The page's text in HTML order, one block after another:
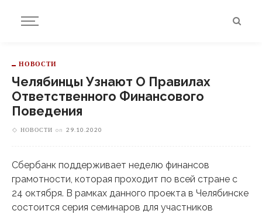
НОВОСТИ
Челябинцы Узнают О Правилах
Ответственного Финансового
Поведения
НОВОСТИ on 29.10.2020
Сбербанк поддерживает неделю финансов
грамотности, которая проходит по всей стране с
24 октября. В рамках данного проекта в Челябинске
состоится серия семинаров для участников